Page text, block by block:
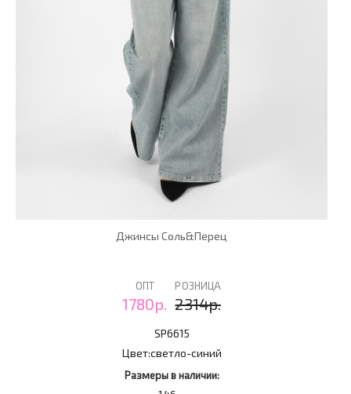
Джинсы Соль&Перец
ОПТ
1780р.
РОЗНИЦА
2314р.
SP6615
Цвет:светло-синий
Размеры в наличии: